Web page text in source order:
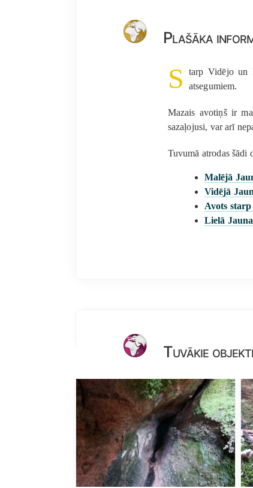
Plašāka
S
tarp Vidējo un
atsegumiem.
Mazais avotiņš ir
sazaļojusi, var arī
Tuvumā atrodas šādi
Malējā
Vidējā
Avots
Lielā
Tuvākie